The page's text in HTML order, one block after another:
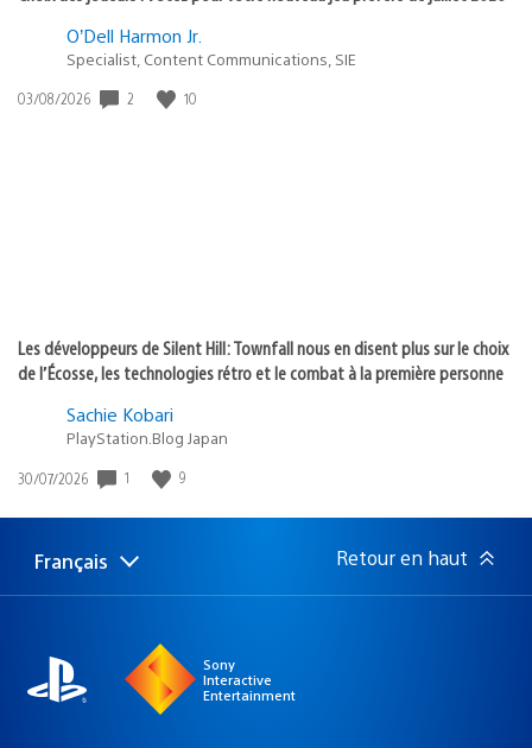
O’Dell Harmon Jr.
Specialist, Content Communications, SIE
Date
03/08/2026 2 10
Les développeurs de Silent Hill: Townfall nous en disent plus sur le choix
de l’Écosse, les technologies rétro et le combat à la première personne
Sachie Kobari
PlayStation.Blog Japan
Date
publication
30/07/2026 1 9
Choisir
Région
Français Retour en haut
Sony
Interactive
Entertainment